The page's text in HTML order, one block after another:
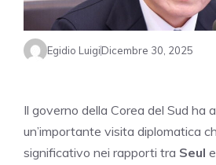
Egidio LuigiDicembre 30, 2025
Il governo della Corea del Sud ha
un’importante visita diplomatica
significativo nei rapporti tra Seul e